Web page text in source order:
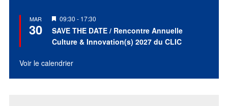
MAR
30
Mis
en
avant
09:30 - 17:30
SAVE THE DATE / Rencontre Annuelle
Culture & Innovation(s) 2027 du CLIC
Voir le calendrier